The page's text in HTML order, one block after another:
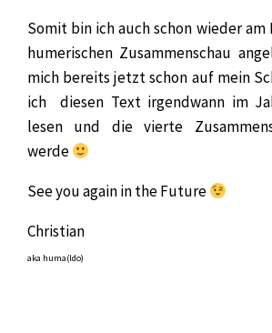
Somit bin ich auch schon wieder
humerischen Zusammenschau
mich bereits jetzt schon auf mein
ich diesen Text irgendwann im
lesen und die vierte
werde
See you again in the Future
Christian
aka huma(ldo)